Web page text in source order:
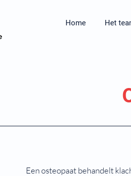
Home Het
Een osteopaat behandelt